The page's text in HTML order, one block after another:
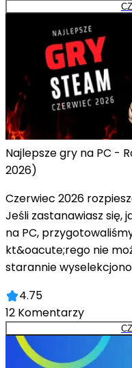
Najlepsze gry na PC -
2026)
Czerwiec 2026
Jeśli zastanawiasz się,
na PC,
kt&oacute;rego nie
starannie
4.75
12 Komentarzy